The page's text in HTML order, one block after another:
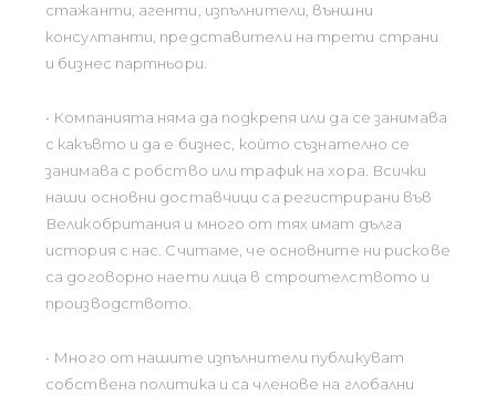
стажанти, агенти, изпълнители, външни
консултанти, представители на трети страни
и бизнес партньори.
• Компанията няма да подкрепя или да се занимава
с какъвто и да е бизнес, който съзнателно се
занимава с робство или трафик на хора. Всички
наши основни доставчици са регистрирани във
Великобритания и много от тях имат дълга
история с нас. Считаме, че основните ни рискове
са договорно наети лица в строителството и
производството.
• Много от нашите изпълнители публикуват
собствена политика и са членове на глобални